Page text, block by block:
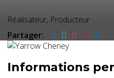
Réalisateur, Producteur
Partager:
Informations